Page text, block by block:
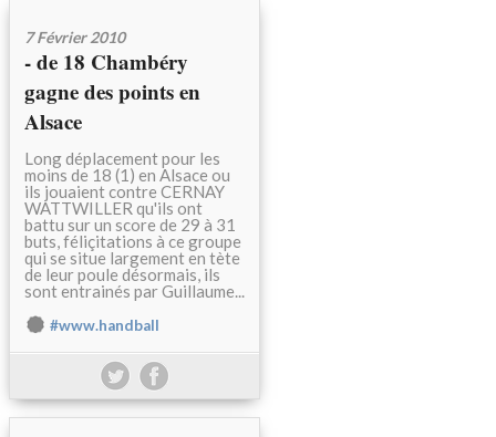
7 Février 2010
- de 18 Chambéry
gagne des points en
Alsace
Long déplacement pour les
moins de 18 (1) en Alsace ou
ils jouaient contre CERNAY
WATTWILLER qu'ils ont
battu sur un score de 29 à 31
buts, féliçitations à ce groupe
qui se situe largement en tète
de leur poule désormais, ils
sont entrainés par Guillaume...
#www.handball